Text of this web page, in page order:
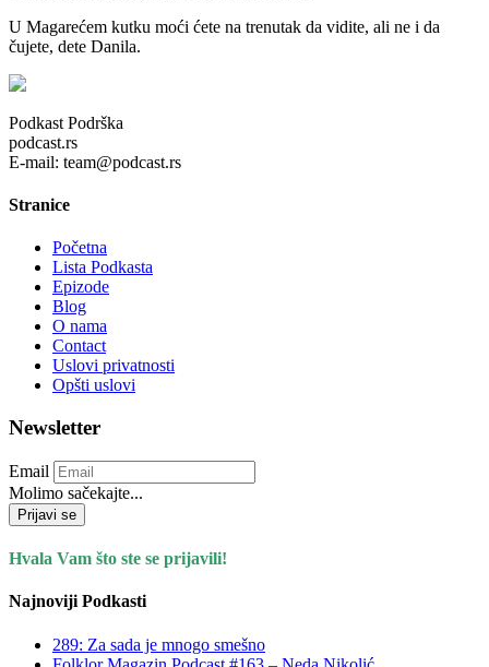
U Magarećem kutku moći ćete na trenutak da vidite, ali ne i da
čujete, dete Danila.
Podkast Podrška
podcast.rs
E-mail: team@podcast.rs
Stranice
Početna
Lista Podkasta
Epizode
Blog
O nama
Contact
Uslovi privatnosti
Opšti uslovi
Newsletter
Email
Molimo sačekajte...
Prijavi se
Hvala Vam što ste se prijavili!
Najnoviji Podkasti
289: Za sada je mnogo smešno